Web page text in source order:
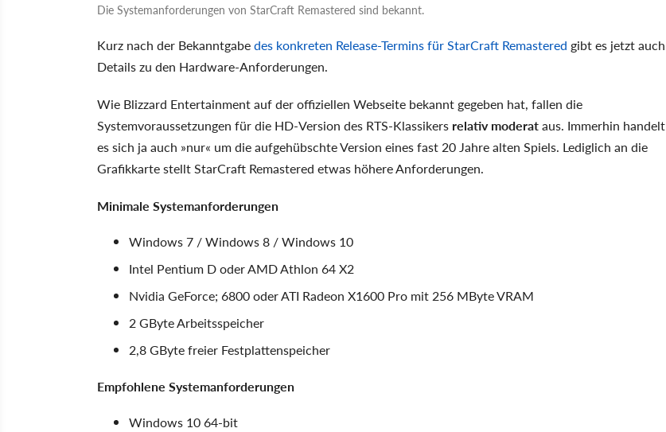
Die Systemanforderungen von StarCraft Remastered sind bekannt.
Kurz nach der Bekanntgabedes konkreten Release-Termins für StarCraft Remastered gibt es jetzt auch
Details zu den Hardware-Anforderungen.
Wie Blizzard Entertainment auf der offiziellen Webseite bekannt gegeben hat, fallen die
Systemvoraussetzungen für die HD-Version des RTS-Klassikers relativ moderataus. Immerhin handelt
es sich ja auch »nur« um die aufgehübschte Version eines fast 20 Jahre alten Spiels. Lediglich an die
Grafikkarte stellt StarCraft Remastered etwas höhere Anforderungen.
Minimale Systemanforderungen
Windows 7 / Windows 8 / Windows 10
Intel Pentium D oder AMD Athlon 64 X2
Nvidia GeForce; 6800 oder ATI Radeon X1600 Pro mit 256 MByte VRAM
2 GByte Arbeitsspeicher
2,8 GByte freier Festplattenspeicher
Empfohlene Systemanforderungen
Windows 10 64-bit